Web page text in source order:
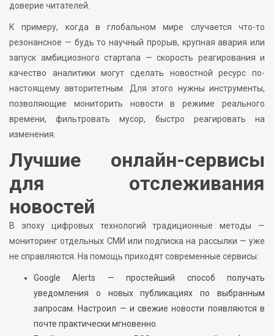
доверие читателей.
К примеру, когда в глобальном мире случается что-то
резонансное — будь то научный прорыв, крупная авария или
запуск амбициозного стартапа — скорость реагирования и
качество аналитики могут сделать новостной ресурс по-
настоящему авторитетным. Для этого нужны инструменты,
позволяющие мониторить новости в режиме реального
времени, фильтровать мусор, быстро реагировать на
изменения.
Лучшие онлайн-сервисы
для отслеживания
новостей
В эпоху цифровых технологий традиционные методы —
мониторинг отдельных СМИ или подписка на рассылки — уже
не справляются. На помощь приходят современные сервисы:
Google Alerts — простейший способ получать
уведомления о новых публикациях по выбранным
запросам. Настроил — и свежие новости появляются в
почте практически мгновенно.